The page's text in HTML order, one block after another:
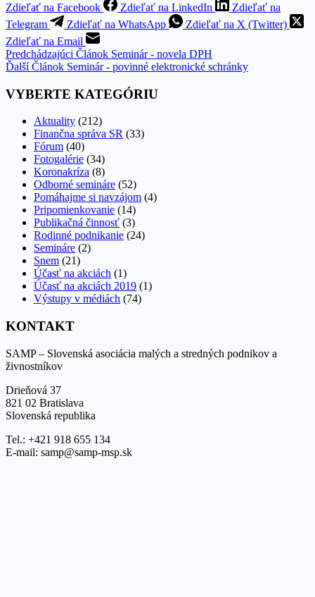
Zdieľať na Facebook
Zdieľať na LinkedIn
Zdieľať na
Telegram
Zdieľať na WhatsApp
Zdieľať na X (Twitter)
Zdieľať na Email
Predchádzajúci Článok Seminár - novela DPH
ĎalšíČlánok Seminár - povinné elektronické schránky
VYBERTE KATEGÓRIU
Aktuality (212)
Finančna správa SR (33)
Fórum (40)
Fotogalérie (34)
Koronakríza (8)
Odborné semináre (52)
Pomáhajme si navzájom (4)
Pripomienkovanie (14)
Publikačná činnosť (3)
Rodinné podnikanie (24)
Semináre (2)
Snem (21)
Účasť na akciách (1)
Účasť na akciách 2019 (1)
Výstupy v médiách (74)
KONTAKT
SAMP – Slovenská asociácia malých a stredných podnikov a
živnostníkov
Drieňová 37
821 02 Bratislava
Slovenská republika
Tel.: +421 918 655 134
E-mail: samp@samp-msp.sk